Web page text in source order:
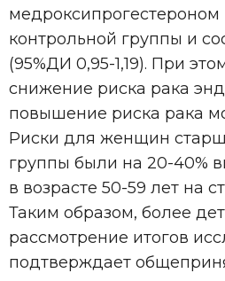
медроксипрогестероном
контрольной группы и
(95%ДИ 0,95-1,19). При
снижение риска рака
повышение риска рака
Риски для женщин
группы были на 20-40%
в возрасте 50-59 лет на
Таким образом, более
рассмотрение итогов
подтверждает